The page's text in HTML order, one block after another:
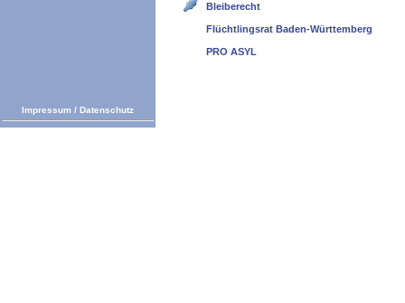
Bleiberecht
Flüchtlingsrat Baden-Württemberg
PRO ASYL
Impressum / Datenschutz